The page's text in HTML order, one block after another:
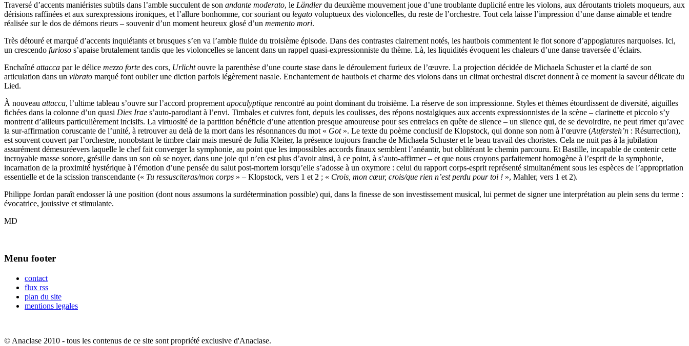
Traversé d’accents maniéristes subtils dans l’amble succulent de son andante moderato, le Ländlerdu deuxième mouvement joue d’une troublante duplicité entre les violons, aux déroutants triolets moqueurs, aux
dérisions raffinées et aux surexpressions ironiques, et l’allure bonhomme, cor souriant ou legato voluptueux des violoncelles, du reste de l’orchestre. Tout cela laisse l’impression d’une danse aimable et tendre
réalisée sur le dos de démons rieurs – souvenir d’un moment heureux glosé d’un memento mori.
Très détouré et marqué d’accents inquiétants et brusques s’en va l’amble fluide du troisième épisode. Dans des contrastes clairement notés, les hautbois commentent le flot sonore d’appogiatures narquoises. Ici,
un crescendo furioso s’apaise brutalement tandis que les violoncelles se lancent dans un rappel quasi-expressionniste du thème. Là, les liquidités évoquent les chaleurs d’une danse traversée d’éclairs.
Enchaîné attacca par le délice mezzo forte des cors, Urlichtouvre la parenthèse d’une courte stase dans le déroulement furieux de l’œuvre. La projection décidée de Michaela Schuster et la clarté de son
articulation dans un vibrato marqué font oublier une diction parfois légèrement nasale. Enchantement de hautbois et charme des violons dans un climat orchestral discret donnent à ce moment la saveur délicate du
Lied.
À nouveau attacca, l’ultime tableau s’ouvre sur l’accord proprement apocalyptique rencontré au point dominant du troisième. La réserve de son impressionne. Styles et thèmes étourdissent de diversité, aiguilles
fichées dans la colonne d’un quasi Dies Irae s’auto-parodiant à l’envi. Timbales et cuivres font, depuis les coulisses, des répons nostalgiques aux accents expressionnistes de la scène – clarinette et piccolo s’y
montrent d’ailleurs particulièrement incisifs. La virtuosité de la partition bénéficie d’une attention presque amoureuse pour ses entrelacs en quête de silence – un silence qui, de se devoirdire, ne peut rimer qu’avec
la sur-affirmation coruscante de l’unité, à retrouver au delà de la mort dans les résonnances du mot « Got». Le texte du poème conclusif de Klopstock, qui donne son nom à l’œuvre (Aufersteh’n : Résurrection),
est souvent couvert par l’orchestre, nonobstant le timbre clair mais mesuré de Julia Kleiter, la présence toujours franche de Michaela Schuster et le beau travail des choristes. Cela ne nuit pas à la jubilation
assurément démesuréevers laquelle le chef fait converger la symphonie, au point que les impossibles accords finaux semblent l’anéantir, but oblitérant le chemin parcouru. Et Bastille, incapable de contenir cette
incroyable masse sonore, grésille dans un son où se noyer, dans une joie qui n’en est plus d’avoir ainsi, à ce point, à s’auto-affirmer – et que nous croyons parfaitement homogène à l’esprit de la symphonie,
incarnation de la proximité hystérique à l’émotion d’une pensée du salut post-mortem lorsqu’elle s’adosse à un oxymore : celui du rapport corps-esprit représenté simultanément sous les espèces de l’appropriation
essentielle et de la scission transcendante (« Tu ressusciteras/mon corps » – Klopstock, vers 1 et 2 ; « Crois, mon cœur, crois/que rien n’est perdu pour toi ! », Mahler, vers 1 et 2).
Philippe Jordan paraît endosser là une position (dont nous assumons la surdétermination possible) qui, dans la finesse de son investissement musical, lui permet de signer une interprétation au plein sens du terme :
évocatrice, jouissive et stimulante.
MD
Menu footer
contact
flux rss
plan du site
mentions legales
© Anaclase 2010 - tous les contenus de ce site sont propriété exclusive d'Anaclase.